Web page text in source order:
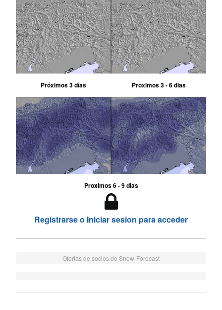
Próximos 3 días Proximos 3 - 6 dias
Proximos 6 - 9 dias
Registrarse o Iniciar sesion para acceder
Ofertas de socios de Snow-Forecast